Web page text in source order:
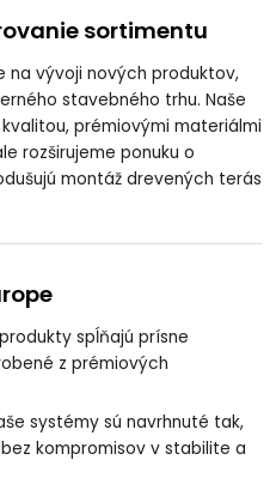
sortimentu
na vývoji nových produktov,
stavebného trhu. Naše
prémiovými materiálmi
rozširujeme ponuku o
montáž drevených terás
spĺňajú prísne
z prémiových
systémy sú navrhnuté tak,
kompromisov v stabilite a